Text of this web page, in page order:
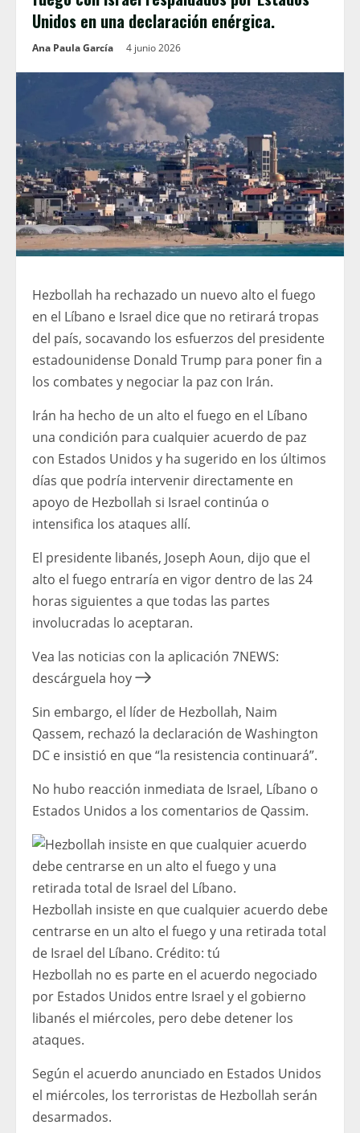
Unidos en una declaración enérgica.
Ana Paula García 4 junio 2026
Hezbollah ha rechazado un nuevo alto el fuego
en el Líbano e Israel dice que no retirará tropas
del país, socavando los esfuerzos del presidente
estadounidense Donald Trump para poner fin a
los combates y negociar la paz con Irán.
Irán ha hecho de un alto el fuego en el Líbano
una condición para cualquier acuerdo de paz
con Estados Unidos y ha sugerido en los últimos
días que podría intervenir directamente en
apoyo de Hezbollah si Israel continúa o
intensifica los ataques allí.
El presidente libanés, Joseph Aoun, dijo que el
alto el fuego entraría en vigor dentro de las 24
horas siguientes a que todas las partes
involucradas lo aceptaran.
Vea las noticias con la aplicación 7NEWS:
descárguela hoy
Sin embargo, el líder de Hezbollah, Naim
Qassem, rechazó la declaración de Washington
DC e insistió en que “la resistencia continuará”.
No hubo reacción inmediata de Israel, Líbano o
Estados Unidos a los comentarios de Qassim.
Hezbollah insiste en que cualquier acuerdo debe
centrarse en un alto el fuego y una retirada total
de Israel del Líbano. Crédito: tú
Hezbollah no es parte en el acuerdo negociado
por Estados Unidos entre Israel y el gobierno
libanés el miércoles, pero debe detener los
ataques.
Según el acuerdo anunciado en Estados Unidos
el miércoles, los terroristas de Hezbollah serán
desarmados.